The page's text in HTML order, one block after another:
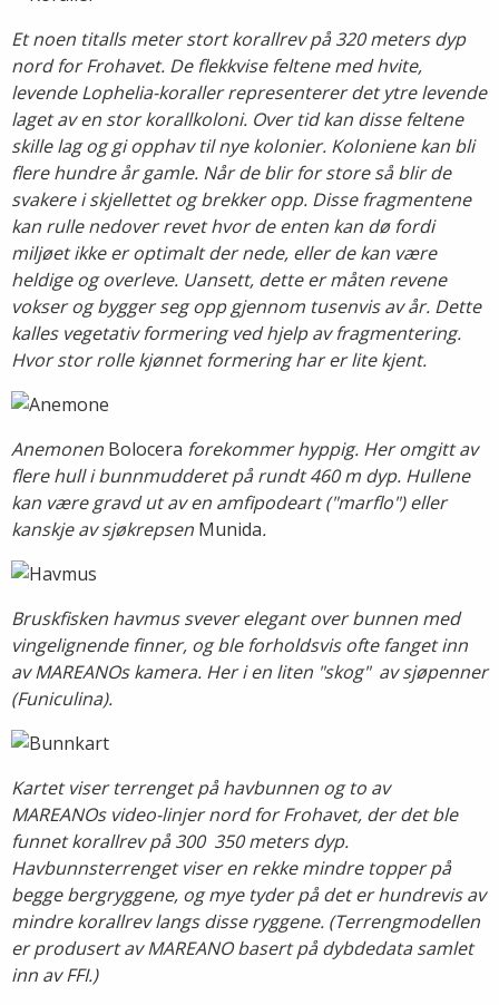
Et noen titalls meter stort korallrev på 320 meters dyp
nord for Frohavet. De flekkvise feltene med hvite,
levende Lophelia-koraller representerer det ytre levende
laget av en stor korallkoloni. Over tid kan disse feltene
skille lag og gi opphav til nye kolonier. Koloniene kan bli
flere hundre år gamle. Når de blir for store så blir de
svakere i skjellettet og brekker opp. Disse fragmentene
kan rulle nedover revet hvor de enten kan dø fordi
miljøet ikke er optimalt der nede, eller de kan være
heldige og overleve. Uansett, dette er måten revene
vokser og bygger seg opp gjennom tusenvis av år. Dette
kalles vegetativ formering ved hjelp av fragmentering.
Hvor stor rolle kjønnet formering har er lite kjent.
Anemonen Bolocera forekommer hyppig. Her omgitt av
flere hull i bunnmudderet på rundt 460 m dyp. Hullene
kan være gravd ut av en amfipodeart ("marflo") eller
kanskje av sjøkrepsen Munida.
Bruskfisken havmus svever elegant over bunnen med
vingelignende finner, og ble forholdsvis ofte fanget inn
av MAREANOs kamera. Her i en liten "skog" av sjøpenner
(Funiculina).
Kartet viser terrenget på havbunnen og to av
MAREANOs video-linjer nord for Frohavet, der det ble
funnet korallrev på 300  350 meters dyp.
Havbunnsterrenget viser en rekke mindre topper på
begge bergryggene, og mye tyder på det er hundrevis av
mindre korallrev langs disse ryggene. (Terrengmodellen
er produsert av MAREANO basert på dybdedata samlet
inn av FFI.)